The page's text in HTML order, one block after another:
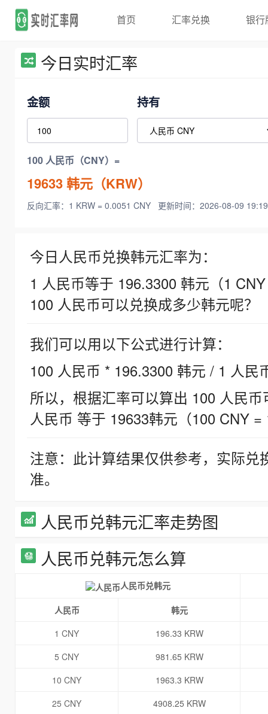
首页 汇率兑换 银行
今日实时汇率
金额 持有
100 人民币（CNY）=
19633韩元（KRW）
反向汇率：1 KRW = 0.0051 CNY 更新时间：2026-08-09
今日人民币兑换韩元汇率为：
1 人民币等于 196.3300 韩元（1
100 人民币可以兑换成多少韩元呢？
我们可以用以下公式进行计算：
100 人民币 * 196.3300 韩元 / 1 人民
所以，根据汇率可以算出 100 人民
人民币 等于 19633韩元（100 CNY =
注意：此计算结果仅供参考，实际
准。
人民币兑韩元汇率走势图
人民币兑韩元怎么算
人民币兑韩元
人民币
韩元
1 CNY
196.33 KRW
5 CNY
981.65 KRW
10 CNY
1963.3 KRW
25 CNY
4908.25 KRW